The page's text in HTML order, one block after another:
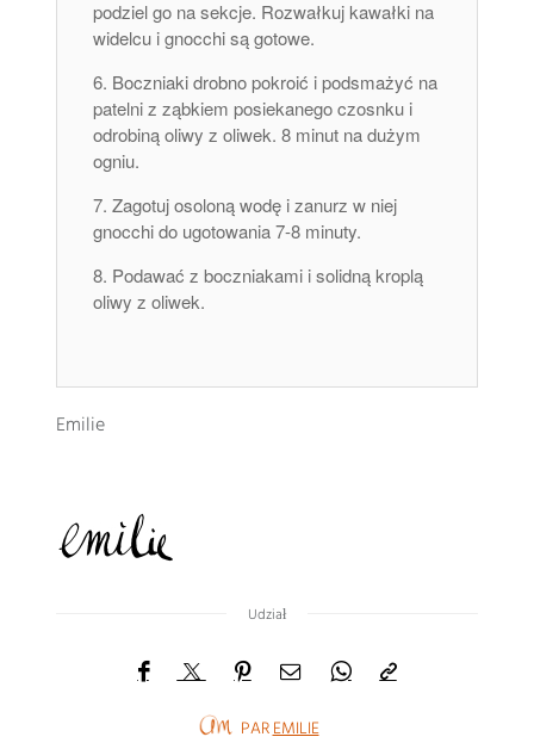
podziel go na sekcje. Rozwałkuj kawałki na
widelcu i gnocchi są gotowe.
Boczniaki drobno pokroić i podsmażyć na
patelni z ząbkiem posiekanego czosnku i
odrobiną oliwy z oliwek. 8 minut na dużym
ogniu.
Zagotuj osoloną wodę i zanurz w niej
gnocchi do ugotowania 7-8 minuty.
Podawać z boczniakami i solidną kroplą
oliwy z oliwek.
Emilie
Udział
PAREMILIE